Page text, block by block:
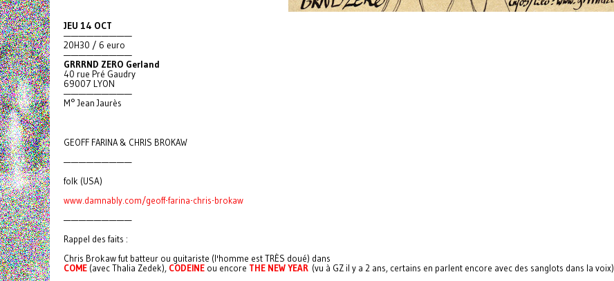
JEU 14 OCT
—————————
20H30 / 6 euro
—————————
GRRRND ZERO Gerland
40 rue Pré Gaudry
69007 LYON
—————————
M° Jean Jaurès
GEOFF FARINA & CHRIS BROKAW
—————————
folk (USA)
www.damnably.com/geoff-farina-chris-brokaw
—————————
Rappel des faits :
Chris Brokaw fut batteur ou guitariste (l'homme est TRÈS doué) dans
COME (avec Thalia Zedek), CODEINE ou encore THE NEW YEAR (vu à GZ il y a 2 ans, certains en parlent encore avec des sanglots dans la voix).